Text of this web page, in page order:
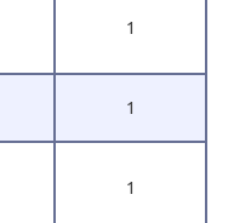
1
1
1